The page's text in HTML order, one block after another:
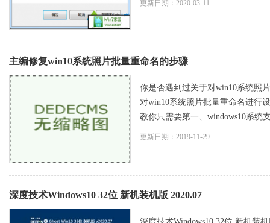
更新日期：2020-03-11
主编修复win10系统照片批量重命名的步骤
你是否遇到过关于对win10系统照
对win10系统照片批量重命名进行
教你只需要第一、windows10系统
更新日期：2019-11-29
深度技术Windows10 32位 新机装机版 2020.07